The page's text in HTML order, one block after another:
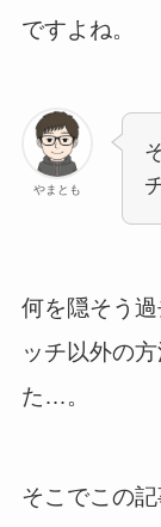
ですよね。
やまとも
何を隠そう
ッチ以外の
た…。
そこでこの